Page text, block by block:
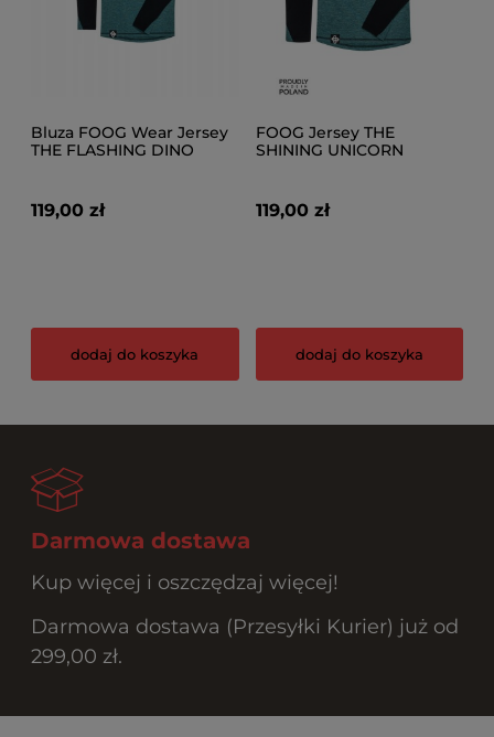
Bluza FOOG Wear Jersey
THE FLASHING DINO
119,00 zł
dodaj do koszyka
FOOG Jersey THE
SHINING UNICORN
119,00 zł
dodaj do koszyka
Darmowa dostawa
Kup więcej i oszczędzaj więcej!
Darmowa dostawa (Przesyłki Kurier) już od
299,00 zł.